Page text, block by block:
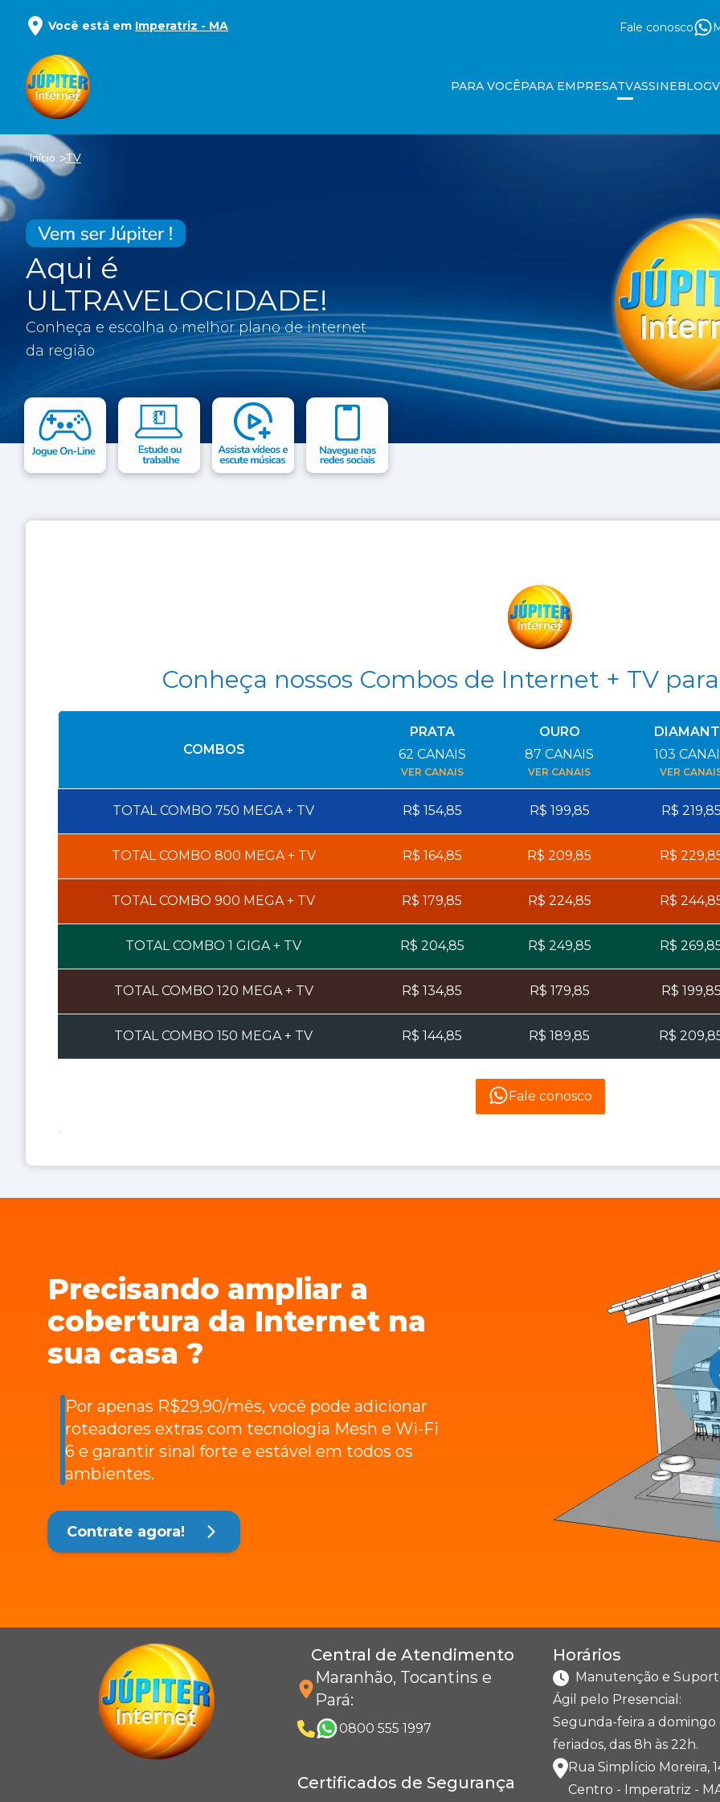
Você está em Imperatriz - MA Fale conosco
PARA VOCÊPARA EMPRESATVASSINEBLOG
Início TV
Aqui é
ULTRAVELOCIDADE!
Conheça e escolha o melhor plano de internet
da região
Conheça nossos Combos de Internet + TV para
COMBOS
PRATA
62 CANAIS
VER CANAIS
OURO
87 CANAIS
VER CANAIS
103
VER
TOTAL COMBO 750 MEGA+ TV R$ 154,85 R$ 199,85 R$
TOTAL COMBO 800 MEGA+ TV R$ 164,85 R$ 209,85 R$
TOTAL COMBO 900 MEGA+ TV R$ 179,85 R$ 224,85 R$
TOTAL COMBO 1 GIGA+ TV R$ 204,85 R$ 249,85 R$
TOTAL COMBO 120 MEGA+ TV R$ 134,85 R$ 179,85 R$
TOTAL COMBO 150 MEGA+ TV R$ 144,85 R$ 189,85 R$
Fale conosco
Precisando ampliar a
cobertura da Internet na
sua casa ?
Por apenas R$29,90/mês, você pode adicionar
roteadores extras com tecnologia Mesh e Wi-Fi
6 e garantir sinal forte e estável em todos os
ambientes.
Contrate agora!
Central de Atendimento
Maranhão, Tocantins e
Pará:
0800 555 1997
Certificados de Segurança
Horários
Manutenção e
Ágil pelo Presencial:
Segunda-feira a domingo
feriados, das 8h às 22h.
Rua Simplício Moreira,
Centro - Imperatriz -